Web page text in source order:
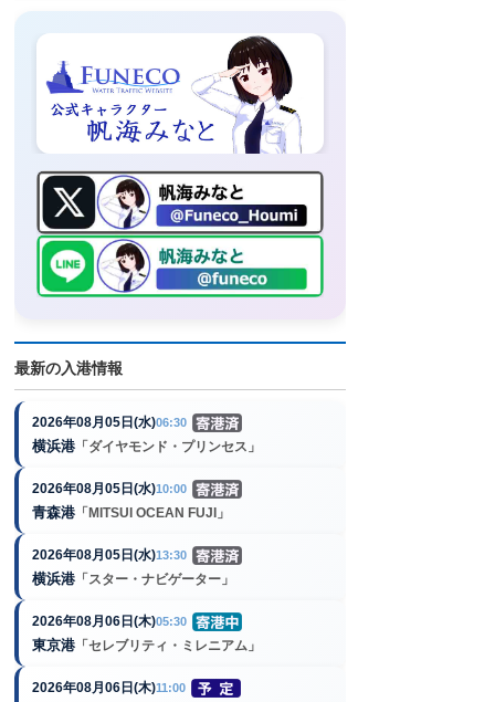
最新の入港情報
2026年08月05日(水)06:30
横浜港 「ダイヤモンド・プリンセス」
2026年08月05日(水)10:00
青森港 「MITSUI OCEAN FUJI」
2026年08月05日(水)13:30
横浜港 「スター・ナビゲーター」
2026年08月06日(木)05:30
東京港 「セレブリティ・ミレニアム」
2026年08月06日(木)11:00